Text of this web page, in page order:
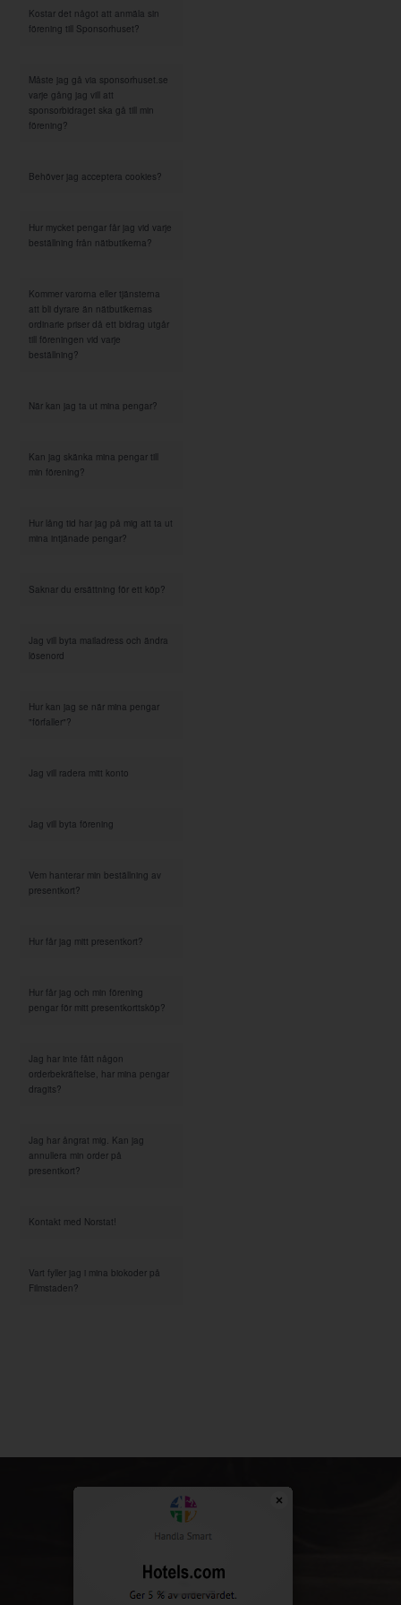
Kostar det något att anmäla sin
förening till Sponsorhuset?
Måste jag gå via sponsorhuset.se
varje gång jag vill att
sponsorbidraget ska gå till min
förening?
Behöver jag acceptera cookies?
Hur mycket pengar får jag vid varje
beställning från nätbutikerna?
Kommer varorna eller tjänsterna
att bli dyrare än nätbutikernas
ordinarie priser då ett bidrag utgår
till föreningen vid varje
beställning?
När kan jag ta ut mina pengar?
Kan jag skänka mina pengar till
min förening?
Hur lång tid har jag på mig att ta ut
mina intjänade pengar?
Saknar du ersättning för ett köp?
Jag vill byta mailadress och ändra
lösenord
Hur kan jag se när mina pengar
"förfaller"?
Jag vill radera mitt konto
Jag vill byta förening
Vem hanterar min beställning av
presentkort?
Hur får jag mitt presentkort?
Hur får jag och min förening
pengar för mitt presentkorttsköp?
Jag har inte fått någon
orderbekräftelse, har mina pengar
dragits?
Jag har ångrat mig. Kan jag
annullera min order på
presentkort?
Kontakt med Norstat!
Vart fyller jag i mina biokoder på
Filmstaden?